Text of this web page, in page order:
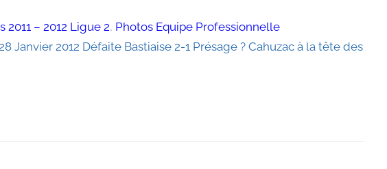
2011 – 2012 Ligue 2, Photos Equipe Professionnelle
Janvier 2012 Défaite Bastiaise 2-1 Présage ? Cahuzac à la tête des